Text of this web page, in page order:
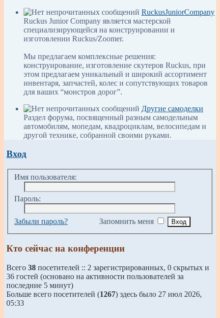
RuckusJuniorCompany
Ruckus Junior Company является мастерской
специализирующейся на конструировании и
изготовлении Ruckus/Zoomer.
Мы предлагаем комплексные решения:
конструирование, изготовление скутеров Ruckus, при
этом предлагаем уникальный и широкий ассортимент
инвентаря, запчастей, колес и сопутствующих товаров
для ваших “монстров дорог”.
Другие самоделки
Раздел форума, посвященный разным самодельным
автомобилям, мопедам, квадроциклам, велосипедам и
другой технике, собранной своими руками.
Вход
Имя пользователя:
Пароль:
Забыли пароль? Запомнить меня
Кто сейчас на конференции
Всего 38 посетителей :: 2 зарегистрированных, 0 скрытых и
36 гостей (основано на активности пользователей за
последние 5 минут)
Больше всего посетителей (1267) здесь было 27 июл 2026,
05:33